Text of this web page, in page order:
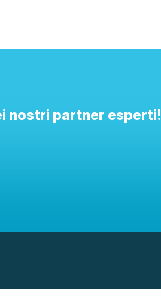
nostri partner esperti!